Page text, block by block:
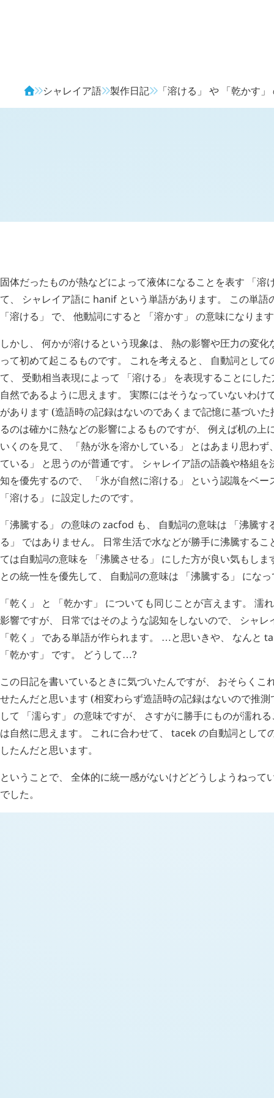
シャレイア語 製作日記 「溶ける」 や 「乾かす
固体だったものが熱などによって液体になることを表す 「溶
て、 シャレイア語に hanif という単語があります。 この単語
「溶ける」 で、 他動詞にすると 「溶かす」 の意味になりま
しかし、 何かが溶けるという現象は、 熱の影響や圧力の変
って初めて起こるものです。 これを考えると、 自動詞とし
て、 受動相当表現によって 「溶ける」 を表現することにし
自然であるように思えます。 実際にはそうなっていないわけ
があります (造語時の記録はないのであくまで記憶に基づい
るのは確かに熱などの影響によるものですが、 例えば机の上
いくのを見て、 「熱が氷を溶かしている」 とはあまり思わ
ている」 と思うのが普通です。 シャレイア語の語義や格組
知を優先するので、 「氷が自然に溶ける」 という認識をベ
「溶ける」 に設定したのです。
「沸騰する」 の意味のzacfod も、 自動詞の意味は 「沸騰
る」 ではありません。 日常生活で水などが勝手に沸騰する
ては自動詞の意味を 「沸騰させる」 にした方が良い気もし
との統一性を優先して、 自動詞の意味は 「沸騰する」 にな
「乾く」 と 「乾かす」 についても同じことが言えます。 濡
影響ですが、 日常ではそのような認知をしないので、 シャ
「乾く」 である単語が作られます。
…と思いきや、 なんと
「乾かす」 です。 どうして…?
この日記を書いているときに気づいたんですが、 おそらくこ
せたんだと思います (相変わらず造語時の記録はないので推
して 「濡らす」 の意味ですが、 さすがに勝手にものが濡れ
は自然に思えます。 これに合わせて、 tacek の自動詞として
したんだと思います。
ということで、 全体的に統一感がないけどどうしようねって
でした。